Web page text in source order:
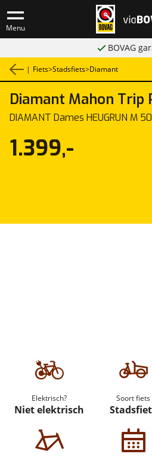
Menu
BOVAG
| Fiets>Stadsfiets>Diamant
Diamant Mahon Trip
DIAMANT Dames HEUGRÜN
Elektrisch?
Niet elektrisch
Soort fiets
1.399,-